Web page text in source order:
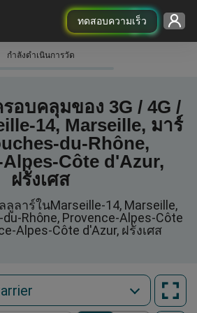
ทดสอบความเร็ว
กําลังดําเนินการวัด
อบคลุมของ 3G / 4G /
14, Marseille, มาร์
du-Rhône,
Côte d'Azur,
ฝรั่งเศส
ลาร์ในMarseille-14, Marseille,
Rhône, Provence-Alpes-Côte
Alpes-Côte d'Azur, ฝรั่งเศส